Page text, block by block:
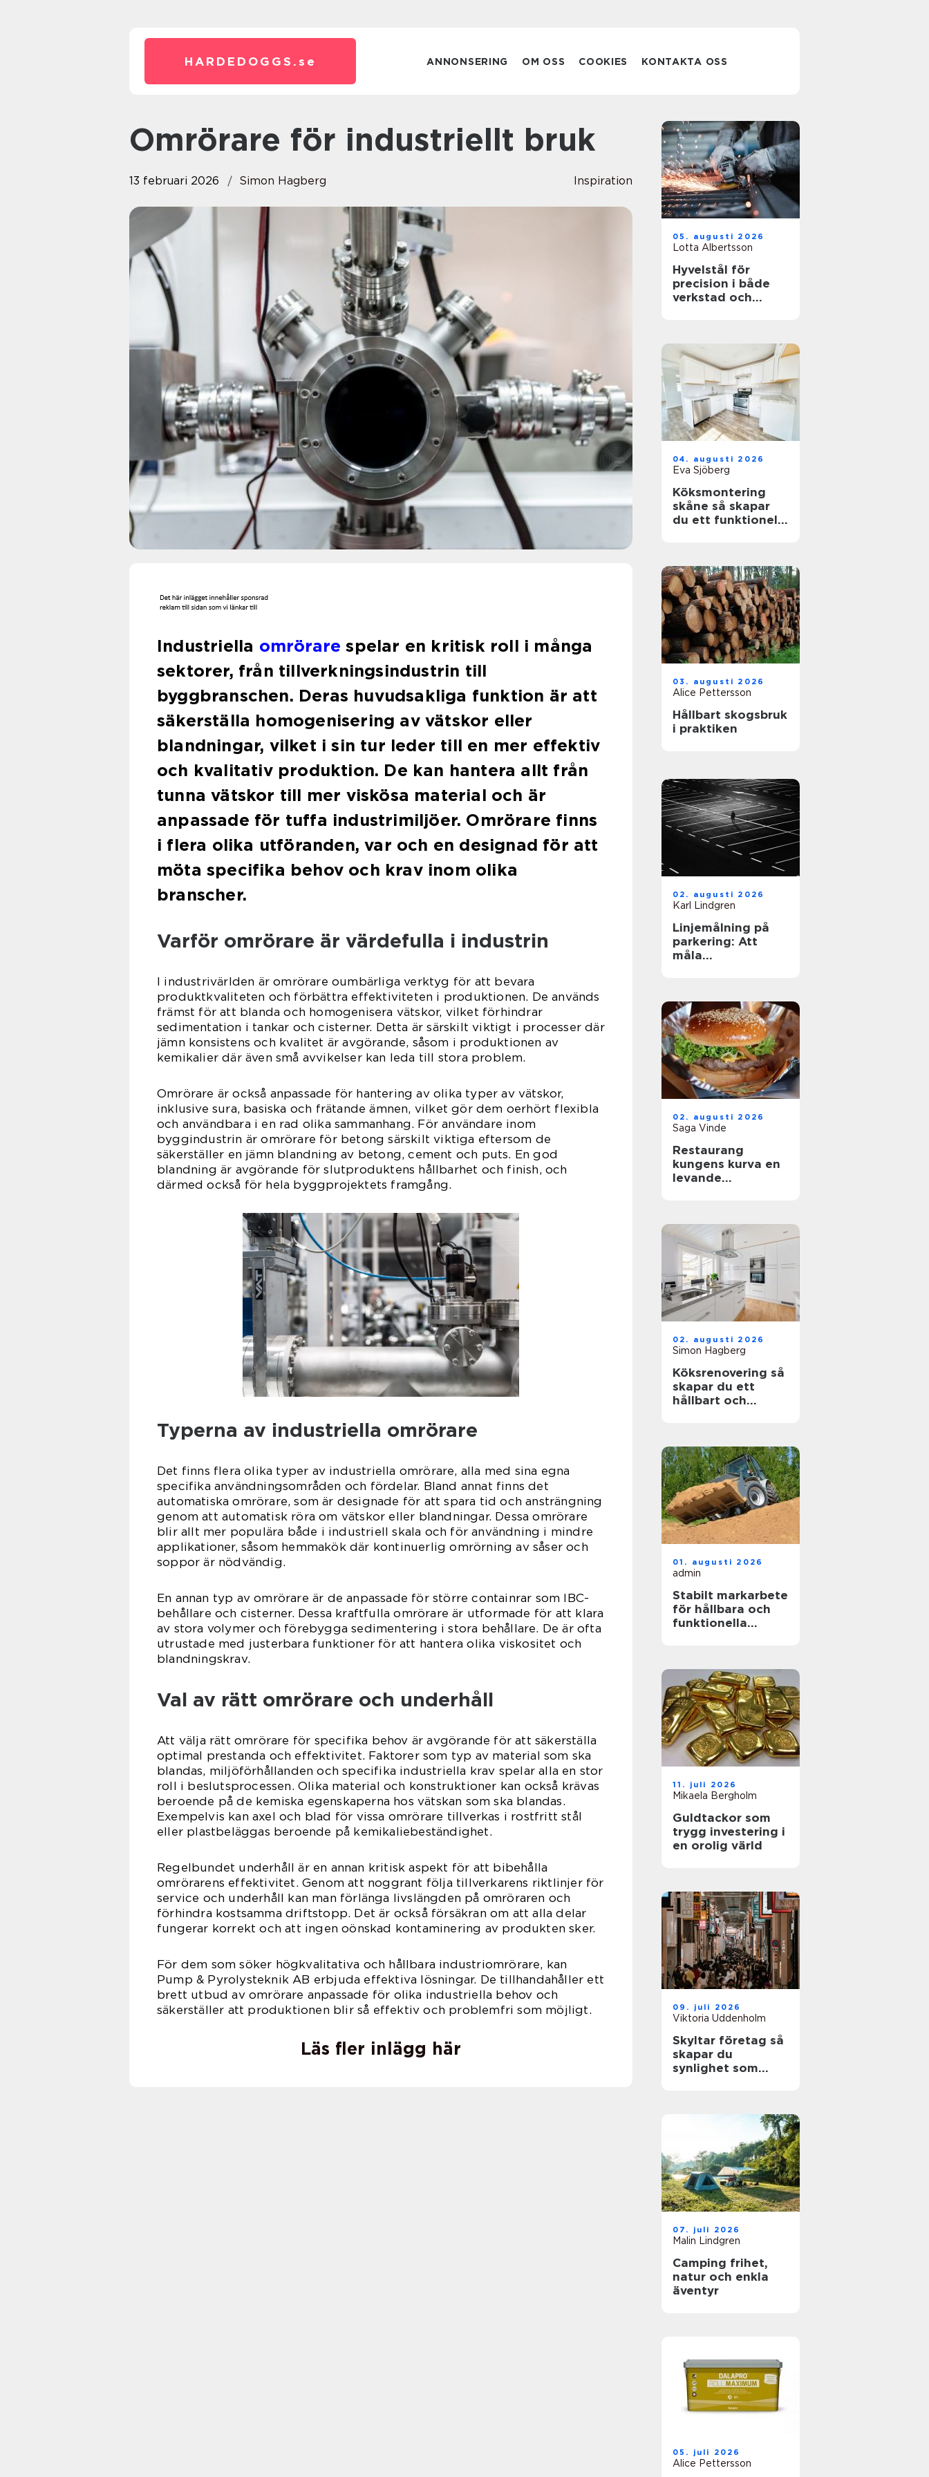
HARDEDOGGS. se ANNONSERING OM OSS COOKIES KONTAKTA OSS
Omrörare för industriellt bruk
13 februari 2026 Simon Hagberg Inspiration
Industriella omrörare spelar en kritisk roll i många
sektorer, från tillverkningsindustrin till
byggbranschen. Deras huvudsakliga funktion är att
säkerställa homogenisering av vätskor eller
blandningar, vilket i sin tur leder till en mer effektiv
och kvalitativ produktion. De kan hantera allt från
tunna vätskor till mer viskösa material och är
anpassade för tuffa industrimiljöer. Omrörare finns
i flera olika utföranden, var och en designad för att
möta specifika behov och krav inom olika
branscher.
Varför omrörare är värdefulla i industrin
I industrivärlden är omrörare oumbärliga verktyg för att bevara
produktkvaliteten och förbättra effektiviteten i produktionen. De används
främst för att blanda och homogenisera vätskor, vilket förhindrar
sedimentation i tankar och cisterner. Detta är särskilt viktigt i processer där
jämn konsistens och kvalitet är avgörande, såsom i produktionen av
kemikalier där även små avvikelser kan leda till stora problem.
Omrörare är också anpassade för hantering av olika typer av vätskor,
inklusive sura, basiska och frätande ämnen, vilket gör dem oerhört flexibla
och användbara i en rad olika sammanhang. För användare inom
byggindustrin är omrörare för betong särskilt viktiga eftersom de
säkerställer en jämn blandning av betong, cement och puts. En god
blandning är avgörande för slutproduktens hållbarhet och finish, och
därmed också för hela byggprojektets framgång.
Typerna av industriella omrörare
Det finns flera olika typer av industriella omrörare, alla med sina egna
specifika användningsområden och fördelar. Bland annat finns det
automatiska omrörare, som är designade för att spara tid och ansträngning
genom att automatisk röra om vätskor eller blandningar. Dessa omrörare
blir allt mer populära både i industriell skala och för användning i mindre
applikationer, såsom hemmakök där kontinuerlig omrörning av såser och
soppor är nödvändig.
En annan typ av omrörare är de anpassade för större containrar som IBC-
behållare och cisterner. Dessa kraftfulla omrörare är utformade för att klara
av stora volymer och förebygga sedimentering i stora behållare. De är ofta
utrustade med justerbara funktioner för att hantera olika viskositet och
blandningskrav.
Val av rätt omrörare och underhåll
Att välja rätt omrörare för specifika behov är avgörande för att säkerställa
optimal prestanda och effektivitet. Faktorer som typ av material som ska
blandas, miljöförhållanden och specifika industriella krav spelar alla en stor
roll i beslutsprocessen. Olika material och konstruktioner kan också krävas
beroende på de kemiska egenskaperna hos vätskan som ska blandas.
Exempelvis kan axel och blad för vissa omrörare tillverkas i rostfritt stål
eller plastbeläggas beroende på kemikaliebeständighet.
Regelbundet underhåll är en annan kritisk aspekt för att bibehålla
omrörarens effektivitet. Genom att noggrant följa tillverkarens riktlinjer för
service och underhåll kan man förlänga livslängden på omröraren och
förhindra kostsamma driftstopp. Det är också försäkran om att alla delar
fungerar korrekt och att ingen oönskad kontaminering av produkten sker.
För dem som söker högkvalitativa och hållbara industriomrörare, kan
Pump & Pyrolysteknik AB erbjuda effektiva lösningar. De tillhandahåller ett
brett utbud av omrörare anpassade för olika industriella behov och
säkerställer att produktionen blir så effektiv och problemfri som möjligt.
Läs fler inlägg här
05. augusti 2026
Lotta Albertsson
Hyvelstål för
precision i både
verkstad och
04. augusti 2026
Eva Sjöberg
Köksmontering
skåne så skapar
du ett funktionellt
03. augusti 2026
Alice Pettersson
Hållbart skogsbruk
i praktiken
02. augusti 2026
Karl Lindgren
Linjemålning på
parkering: Att
måla
effektiva
02. augusti 2026
Saga Vinde
Restaurang
kungens kurva en
levande
02. augusti 2026
Simon Hagberg
Köksrenovering så
skapar du ett
hållbart och
01. augusti 2026
admin
Stabilt markarbete
för hållbara och
funktionella
11. juli 2026
Mikaela Bergholm
Guldtackor som
trygg investering i
en orolig värld
09. juli 2026
Viktoria Uddenholm
Skyltar företag så
skapar du
synlighet som
07. juli 2026
Malin Lindgren
Camping frihet,
natur och enkla
äventyr
05. juli 2026
Alice Pettersson